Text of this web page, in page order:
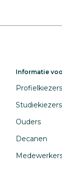
Informatie
Profielkiezers
Studiekiezers
Ouders
Decanen